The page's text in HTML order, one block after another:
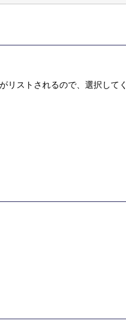
リストされるので、選択して